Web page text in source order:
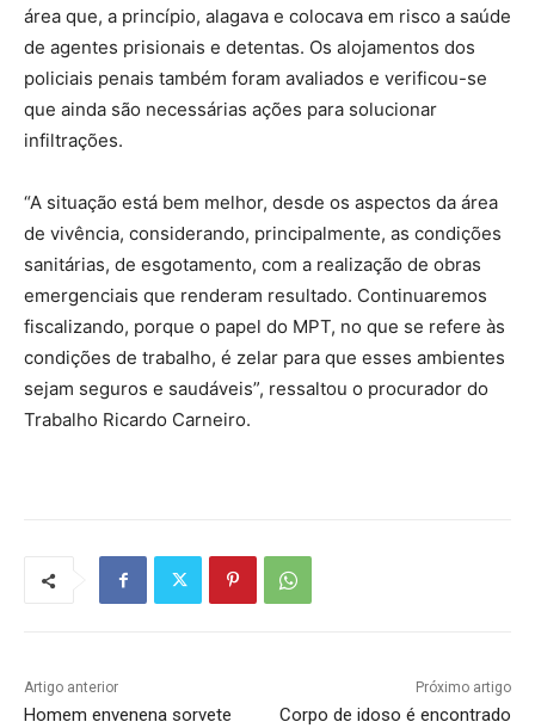
área que, a princípio, alagava e colocava em risco a saúde
de agentes prisionais e detentas. Os alojamentos dos
policiais penais também foram avaliados e verificou-se
que ainda são necessárias ações para solucionar
infiltrações.
“A situação está bem melhor, desde os aspectos da área
de vivência, considerando, principalmente, as condições
sanitárias, de esgotamento, com a realização de obras
emergenciais que renderam resultado. Continuaremos
fiscalizando, porque o papel do MPT, no que se refere às
condições de trabalho, é zelar para que esses ambientes
sejam seguros e saudáveis”, ressaltou o procurador do
Trabalho Ricardo Carneiro.
Artigo anterior
Homem envenena sorvete
Próximo artigo
Corpo de idoso é encontrado